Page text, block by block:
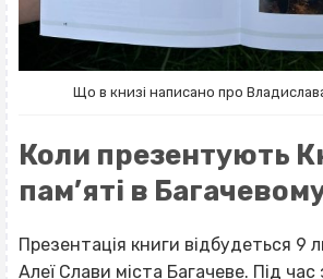
Що в книзі написано про
Коли презентують
пам’яті в
Презентація книги відбудеться 9
Алеї Слави міста Багачеве. Під час